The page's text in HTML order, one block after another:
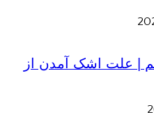
| علت اشک آمدن از